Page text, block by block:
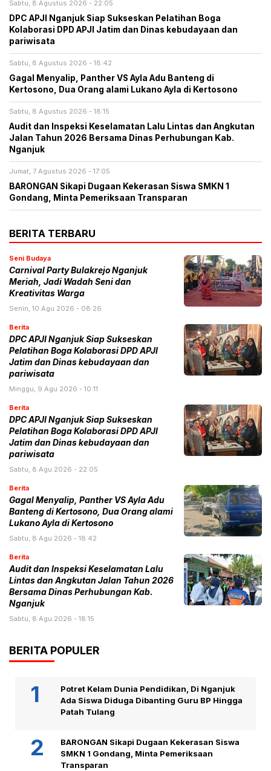
Sabtu, 8 Agustus 2026 - 22:05
DPC APJI Nganjuk Siap Sukseskan Pelatihan Boga
Kolaborasi DPD APJI Jatim dan Dinas kebudayaan dan
pariwisata
Sabtu, 8 Agustus 2026 - 18:42
Gagal Menyalip, Panther VS Ayla Adu Banteng di
Kertosono, Dua Orang alami Lukano Ayla di Kertosono
Sabtu, 8 Agustus 2026 - 18:15
Audit dan Inspeksi Keselamatan Lalu Lintas dan Angkutan
Jalan Tahun 2026 Bersama Dinas Perhubungan Kab.
Nganjuk
Jumat, 7 Agustus 2026 - 17:05
BARONGAN Sikapi Dugaan Kekerasan Siswa SMKN 1
Gondang, Minta Pemeriksaan Transparan
BERITA TERBARU
Seni Budaya
Carnival Party Bulakrejo Nganjuk
Meriah, Jadi Wadah Seni dan
Kreativitas Warga
Senin, 10 Agu 2026 - 08:26
Berita
DPC APJI Nganjuk Siap Sukseskan
Pelatihan Boga Kolaborasi DPD APJI
Jatim dan Dinas kebudayaan dan
pariwisata
Minggu, 9 Agu 2026 - 10:11
Berita
DPC APJI Nganjuk Siap Sukseskan
Pelatihan Boga Kolaborasi DPD APJI
Jatim dan Dinas kebudayaan dan
pariwisata
Sabtu, 8 Agu 2026 - 22:05
Berita
Gagal Menyalip, Panther VS Ayla Adu
Banteng di Kertosono, Dua Orang alami
Lukano Ayla di Kertosono
Sabtu, 8 Agu 2026 - 18:42
Berita
Audit dan Inspeksi Keselamatan Lalu
Lintas dan Angkutan Jalan Tahun 2026
Bersama Dinas Perhubungan Kab.
Nganjuk
Sabtu, 8 Agu 2026 - 18:15
BERITA POPULER
Potret Kelam Dunia Pendidikan, Di Nganjuk
Ada Siswa Diduga Dibanting Guru BP Hingga
Patah Tulang
BARONGAN Sikapi Dugaan Kekerasan Siswa
SMKN 1 Gondang, Minta Pemeriksaan
Transparan